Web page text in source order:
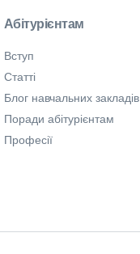
Абітурієнтам
Вступ
Статті
Блог навчальних закладів
Поради абітурієнтам
Професії